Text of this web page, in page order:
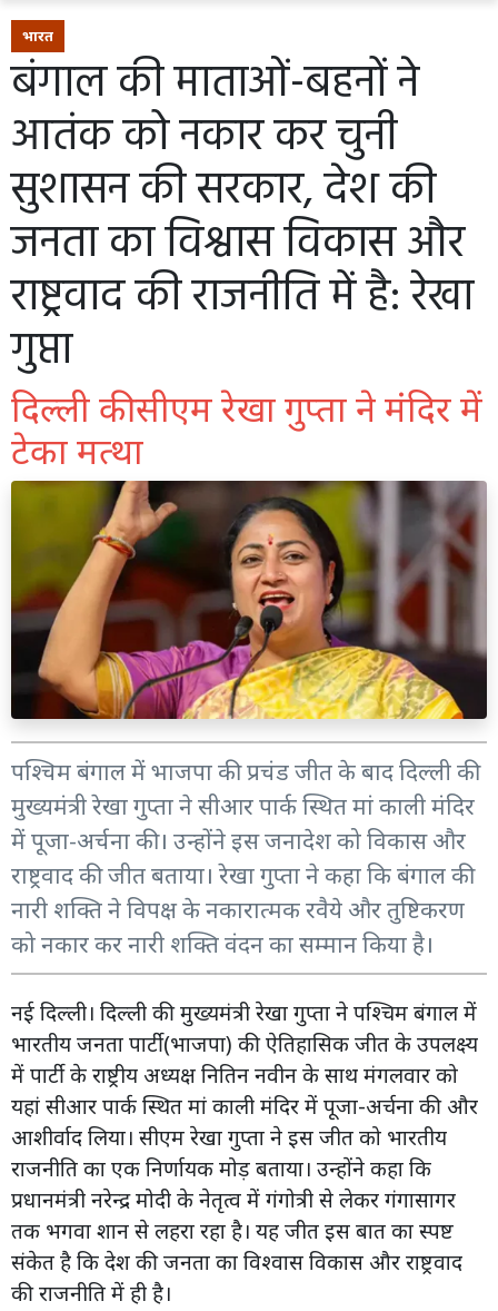
भारत
बंगाल की माताओं-बहनों ने
आतंक को नकार कर चुनी
सुशासन की सरकार, देश की
जनता का विश्वास विकास और
राष्ट्रवाद की राजनीति में है: रेखा
गुप्ता
दिल्ली की सीएम रेखा गुप्ता ने मंदिर में
टेका मत्था
पश्चिम बंगाल में भाजपा की प्रचंड जीत के बाद दिल्ली की
मुख्यमंत्री रेखा गुप्ता ने सीआर पार्क स्थित मां काली मंदिर
में पूजा-अर्चना की। उन्होंने इस जनादेश को विकास और
राष्ट्रवाद की जीत बताया। रेखा गुप्ता ने कहा कि बंगाल की
नारी शक्ति ने विपक्ष के नकारात्मक रवैये और तुष्टिकरण
को नकार कर नारी शक्ति वंदन का सम्मान किया है।
नई दिल्ली। दिल्ली की मुख्यमंत्री रेखा गुप्ता ने पश्चिम बंगाल में
भारतीय जनता पार्टी(भाजपा) की ऐतिहासिक जीत के उपलक्ष्य
में पार्टी के राष्ट्रीय अध्यक्ष नितिन नवीन के साथ मंगलवार को
यहां सीआर पार्क स्थित मां काली मंदिर में पूजा-अर्चना की और
आशीर्वाद लिया। सीएम रेखा गुप्ता ने इस जीत को भारतीय
राजनीति का एक निर्णायक मोड़ बताया। उन्होंने कहा कि
प्रधानमंत्री नरेन्द्र मोदी के नेतृत्व में गंगोत्री से लेकर गंगासागर
तक भगवा शान से लहरा रहा है। यह जीत इस बात का स्पष्ट
संकेत है कि देश की जनता का विश्वास विकास और राष्ट्रवाद
की राजनीति में ही है।